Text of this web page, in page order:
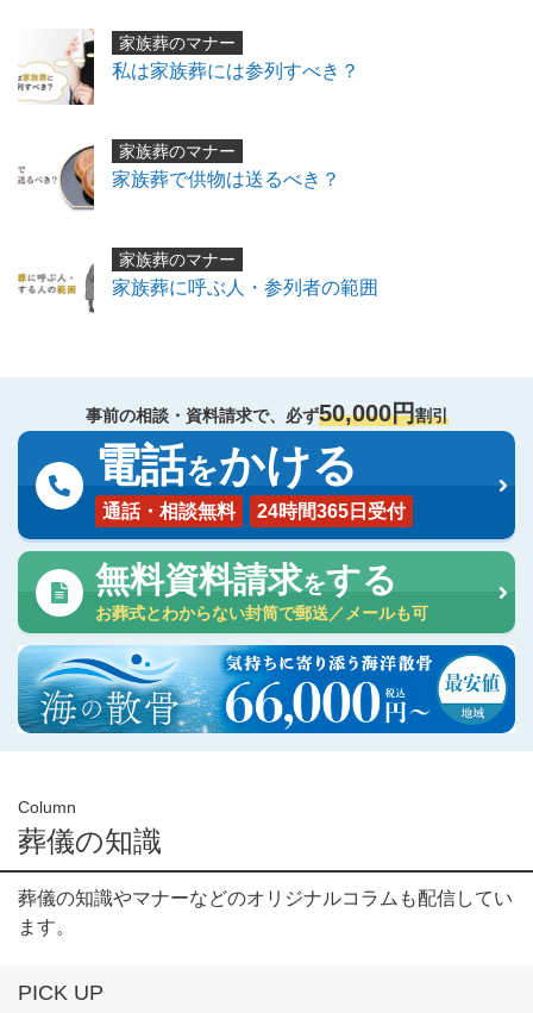
家族葬のマナー
私は家族葬には参列すべき？
家族葬のマナー
家族葬で供物は送るべき？
家族葬のマナー
家族葬に呼ぶ人・参列者の範囲
事前の相談・資料請求で、必ず50,000円割引
電話をかける
通話・相談無料 24時間365日受付
無料資料請求をする
お葬式とわからない封筒で郵送／メールも可
Column
葬儀の知識
葬儀の知識やマナーなどのオリジナルコラムも配信してい
ます。
PICK UP